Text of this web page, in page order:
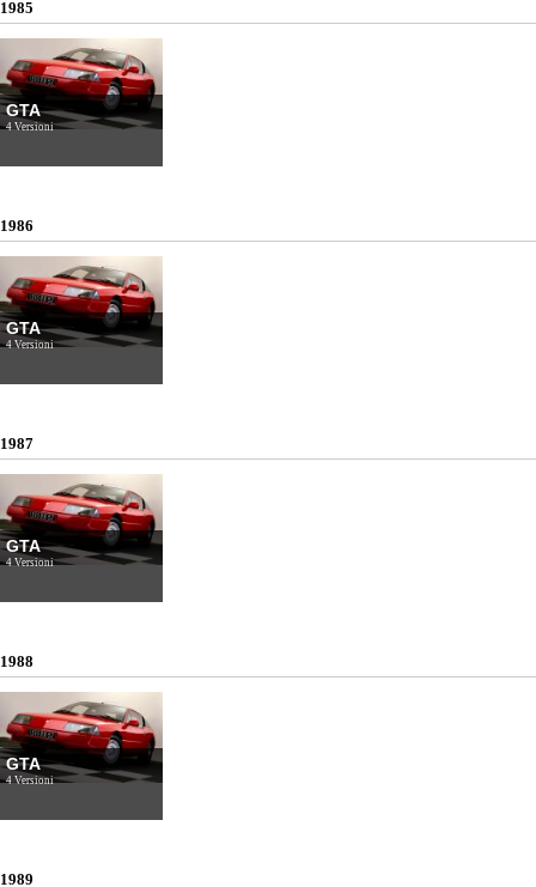
1985
GTA
4 Versioni
1986
GTA
4 Versioni
1987
GTA
4 Versioni
1988
GTA
4 Versioni
1989